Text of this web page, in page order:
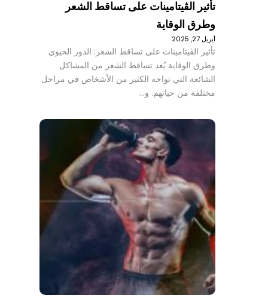
تأثير الڤيتامينات على تساقط الشعر
وطرق الوقاية
أبريل 27, 2025
تأثير الڤيتامينات على تساقط الشعر: الدور الحيوي
وطرق الوقاية يُعد تساقط الشعر من المشاكل
الشائعة التي تواجه الكثير من الأشخاص في مراحل
مختلفة من حياتهم. و…